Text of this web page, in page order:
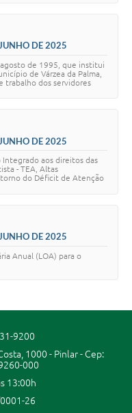
DE 2025
de 1995, que institui
de Várzea da Palma,
trabalho dos servidores
DE 2025
aos direitos das
- TEA, Altas
do Déficit de Atenção
DE 2025
Anual (LOA) para o
9200
1000 - Pinlar - Cep:
000
13:00h
26